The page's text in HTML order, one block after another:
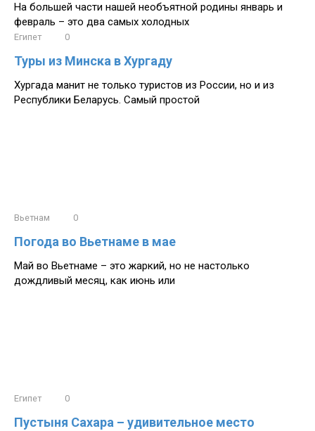
На большей части нашей необъятной родины январь и
февраль – это два самых холодных
Египет 0
Туры из Минска в Хургаду
Хургада манит не только туристов из России, но и из
Республики Беларусь. Самый простой
Вьетнам 0
Погода во Вьетнаме в мае
Май во Вьетнаме – это жаркий, но не настолько
дождливый месяц, как июнь или
Египет 0
Пустыня Сахара – удивительное место